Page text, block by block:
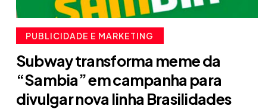
PUBLICIDADE E MARKETING
Subway transforma meme da
“Sambia” em campanha para
divulgar nova linha Brasilidades